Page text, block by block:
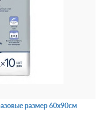
размер 60х90см